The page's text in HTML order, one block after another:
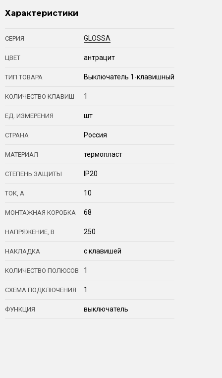
Характеристики
СЕРИЯ GLOSSA
ЦВЕТ антрацит
ТИП ТОВАРА Выключатель 1-клавишный
КОЛИЧЕСТВО КЛАВИШ 1
ЕД. ИЗМЕРЕНИЯ шт
СТРАНА Россия
МАТЕРИАЛ термопласт
СТЕПЕНЬ ЗАЩИТЫ IP20
ТОК, А 10
МОНТАЖНАЯ КОРОБКА 68
НАПРЯЖЕНИЕ, В 250
НАКЛАДКА с клавишей
КОЛИЧЕСТВО ПОЛЮСОВ 1
СХЕМА ПОДКЛЮЧЕНИЯ 1
ФУНКЦИЯ выключатель